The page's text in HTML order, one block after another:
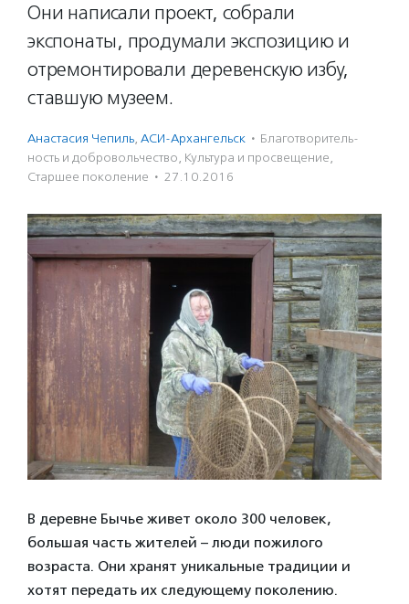
Они написали проект, собрали
экспонаты, продумали экспозицию и
отремонтировали деревенскую избу,
ставшую музеем.
Анастасия Чепиль, АСИ-Архангельск · Благотвори­тель­
ность и доброволь­чест­во, Культура и просвещение,
Старшее поколение · 27.10.2016
В деревне Бычье живет около 300 человек,
большая часть жителей – люди пожилого
возраста. Они хранят уникальные традиции и
хотят передать их следующему поколению.